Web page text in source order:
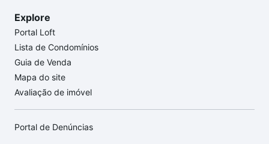
Explore
Portal Loft
Lista de Condomínios
Guia de Venda
Mapa do site
Avaliação de imóvel
Portal de Denúncias